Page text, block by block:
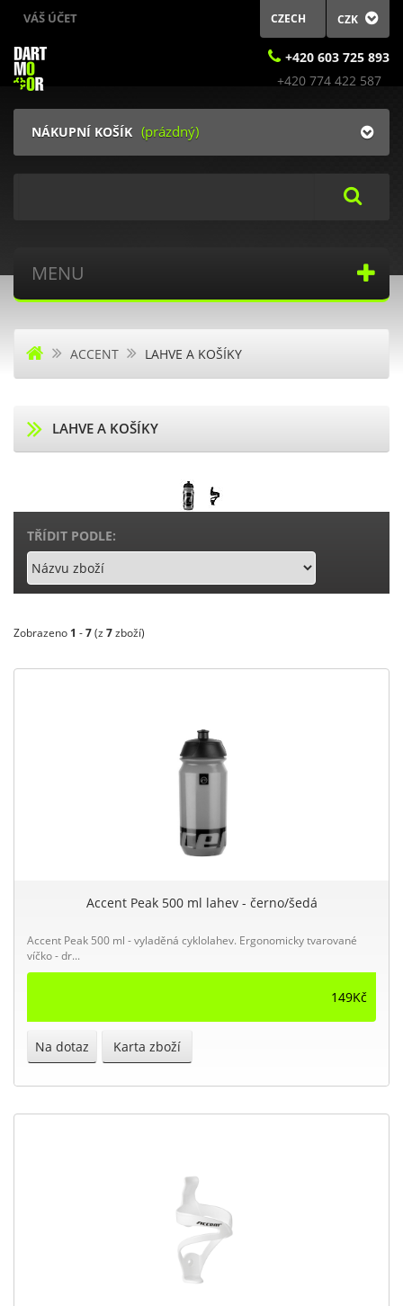
CZK
CZECH
VÁŠ ÚČET
+420 603 725 893
NÁKUPNÍ KOŠÍK (prázdný)
MENU
ACCENT LAHVE A KOŠÍKY
LAHVE A KOŠÍKY
TŘÍDIT PODLE:
Zobrazeno 1 -7(z 7zboží)
Accent Peak 500 ml lahev - černo/šedá
Accent Peak 500 ml - vyladěná cyklolahev. Ergonomicky tvarované
víčko - dr...
149Kč
Na dotaz Karta zboží